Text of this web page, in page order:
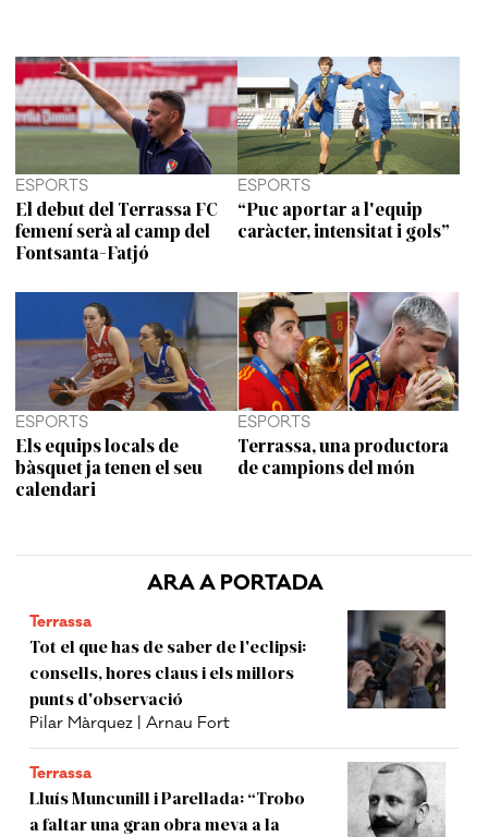
ARA A PORTADA
Terrassa
Tot el que has de saber de l'eclipsi:
consells, hores claus i els millors
punts d'observació
Pilar Màrquez | Arnau Fort
Terrassa
Lluís Muncunill i Parellada: “Trobo
a faltar una gran obra meva a la
ESPORTS
El debut del Terrassa FC
femení serà al camp del
Fontsanta-Fatjó
ESPORTS
“Puc aportar a l'equip
caràcter, intensitat i gols”
ESPORTS
Els equips locals de
bàsquet ja tenen el seu
calendari
ESPORTS
Terrassa, una productora
de campions del món